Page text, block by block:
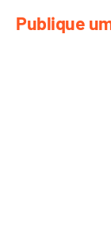
Publique